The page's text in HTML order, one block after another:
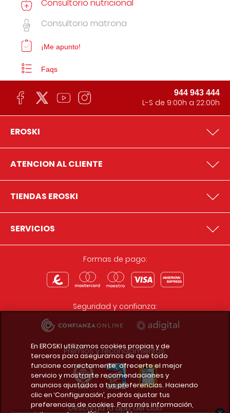
Consultorio nutricional
Consultorio matrona
¡Me apunto!
Faqs
944 943 444
L-S de 9:00h a 22:00h
EROSKI
ATENCION AL CLIENTE
TIENDAS EROSKI
SERVICIOS
Formas de pago:
Seguridad y confianza:
Premios y reconocimientos:
Descarga la app del club
En EROSKI utilizamos cookies propias y de
terceros para asegurarnos de que todo
funcione correctamente, ofrecerte el mejor
servicio y mostrarte recomendaciones y
anuncios ajustados a tus preferencias. Haciendo
clic en ‘Configuración’, podrás ajustar tus
preferencias de cookies. Para más información,